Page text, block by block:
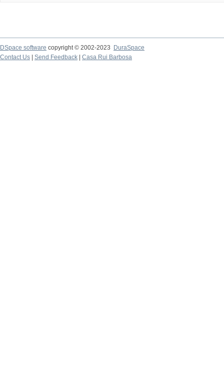
DSpace software copyright © 2002-2023
DuraSpace
Contact Us
Send Feedback Casa Rui Barbosa